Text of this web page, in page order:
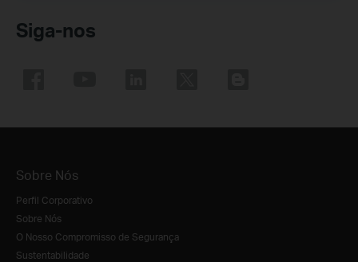
Siga-nos
Sobre Nós
Perfil Corporativo
Sobre Nós
O Nosso Compromisso de Segurança
Sustentabilidade